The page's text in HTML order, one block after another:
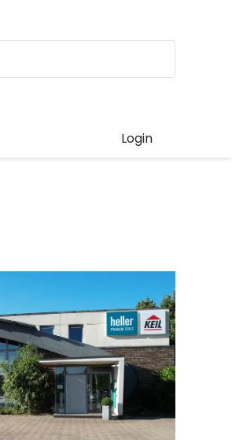
Login